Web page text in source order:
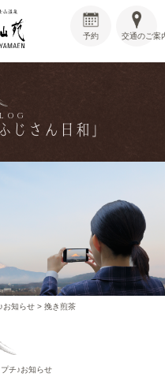
交通のご案
予約
じさん日和」
お知らせ >挽き煎茶
プチ♪お知らせ